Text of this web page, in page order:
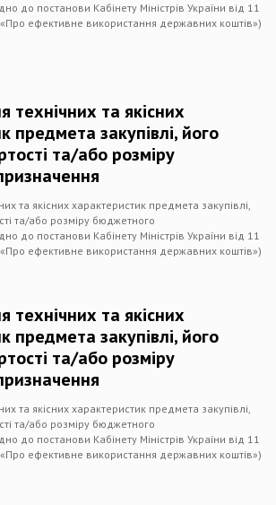
до постанови Кабінету Міністрів України від 11
ефективне використання державних коштів»)
технічних та якісних
предмета закупівлі, його
та/або розміру
та якісних характеристик предмета закупівлі,
та/або розміру бюджетного
до постанови Кабінету Міністрів України від 11
ефективне використання державних коштів»)
технічних та якісних
предмета закупівлі, його
та/або розміру
та якісних характеристик предмета закупівлі,
та/або розміру бюджетного
до постанови Кабінету Міністрів України від 11
ефективне використання державних коштів»)